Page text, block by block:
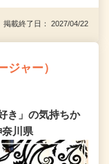
載終了日： 2027/04/22
ジャー）
き」の気持ちか
川県